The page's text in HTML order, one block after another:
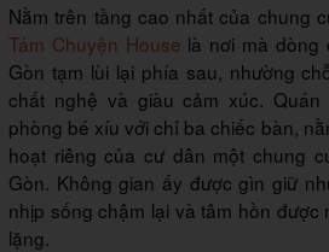
Nằm trên tầng cao nhất của chung
Tám Chuyện House là nơi mà dòng
Gòn tạm lùi lại phía sau, nhường
chất nghệ và giàu cảm xúc.
phòng bé xíu với chỉ ba chiếc bàn,
hoạt riêng của cư dân một chung
Gòn. Không gian ấy được gìn giữ
nhịp sống chậm lại và tâm hồn được
lặng.